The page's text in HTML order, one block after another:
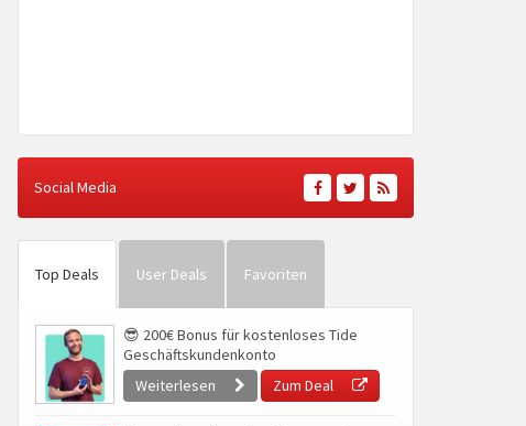
Social Media
Top Deals User Deals Favoriten
😎 200€ Bonus für kostenloses Tide
Geschäftskundenkonto
Weiterlesen
Zum Deal